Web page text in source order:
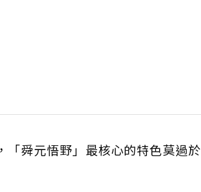
舜元悟野」最核心的特色莫過於